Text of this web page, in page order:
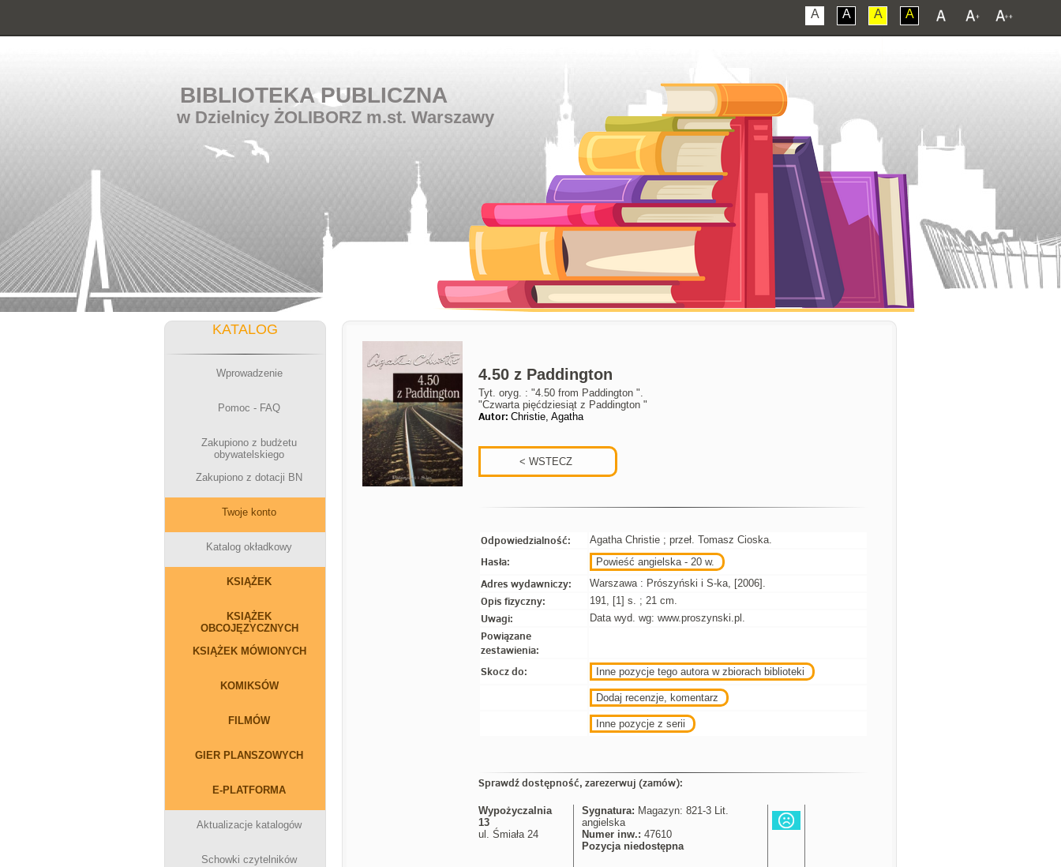
A A A A
BIBLIOTEKA PUBLICZNA
w Dzielnicy ŻOLIBORZ m.st. Warszawy
KATALOG
Wprowadzenie
Pomoc - FAQ
Zakupiono z budżetu
obywatelskiego
Zakupiono z dotacji BN
Twoje konto
Katalog okładkowy
KSIĄŻEK
KSIĄŻEK
OBCOJĘZYCZNYCH
KSIĄŻEK MÓWIONYCH
KOMIKSÓW
FILMÓW
GIER PLANSZOWYCH
E-PLATFORMA
Aktualizacje katalogów
Schowki czytelników
4.50 z Paddington
Tyt. oryg. : "4.50 from Paddington ".
"Czwarta pięćdziesiąt z Paddington "
Autor: Christie, Agatha
Odpowiedzialność: Agatha Christie ; przeł. Tomasz Cioska.
Hasła: Powieść angielska - 20 w.
Adres wydawniczy: Warszawa : Prószyński i S-ka, [2006].
Opis fizyczny: 191, [1] s. ; 21 cm.
Uwagi: Data wyd. wg: www.proszynski.pl.
Powiązane
zestawienia:
Skocz do:
Inne pozycje tego autora w zbiorach biblioteki
Dodaj recenzje, komentarz
Inne pozycje z serii
Sprawdź dostępność, zarezerwuj (zamów):
Wypożyczalnia
13
ul. Śmiała 24
Sygnatura: Magazyn: 821-3 Lit.
angielska
Numer inw.: 47610
Pozycja niedostępna